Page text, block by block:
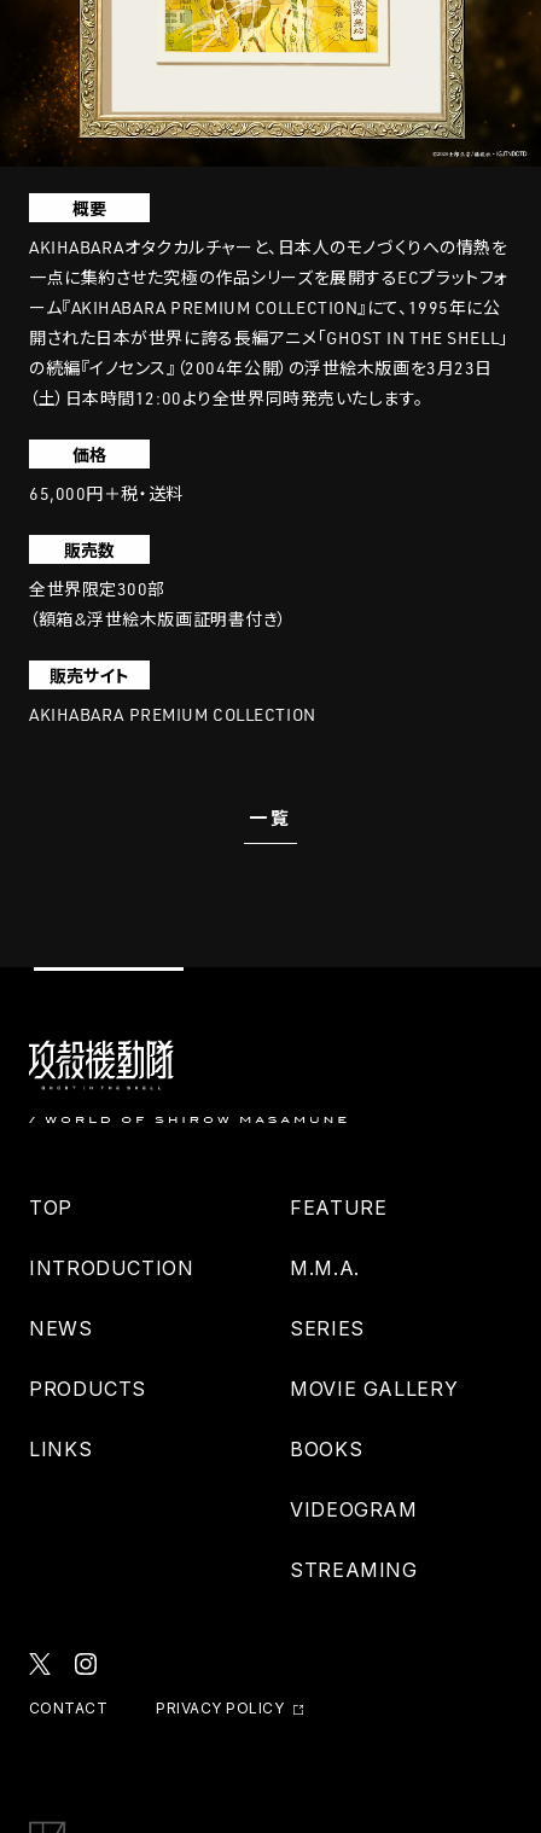
概要
AKIHABARAオタクカルチャーと、日本人のモノづくりへの情熱を
一点に集約させた究極の作品シリーズを展開するECプラットフォ
ーム『AKIHABARA PREMIUM COLLECTION』にて、1995年に公
開された日本が世界に誇る長編アニメ「GHOST IN THE SHELL」
の続編『イノセンス』（2004年公開）の浮世絵木版画を3月23日
（土）日本時間12:00より全世界同時発売いたします。
価格
65,000円＋税・送料
販売数
全世界限定300部
（額箱&浮世絵木版画証明書付き）
販売サイト
AKIHABARA PREMIUM COLLECTION
一覧
TOP
INTRODUCTION
NEWS
PRODUCTS
LINKS
FEATURE
M.M.A.
SERIES
MOVIE GALLERY
BOOKS
VIDEOGRAM
STREAMING
CONTACT PRIVACY POLICY